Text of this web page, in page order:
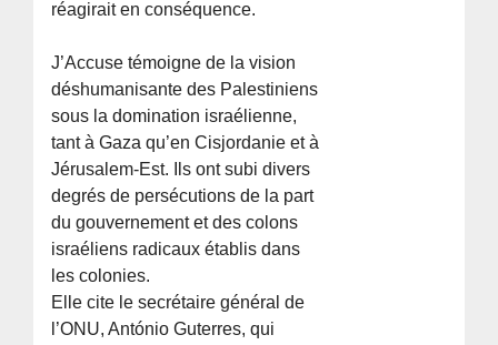
réagirait en conséquence.
J’Accuse témoigne de la vision
déshumanisante des Palestiniens
sous la domination israélienne,
tant à Gaza qu’en Cisjordanie et à
Jérusalem-Est. Ils ont subi divers
degrés de persécutions de la part
du gouvernement et des colons
israéliens radicaux établis dans
les colonies.
Elle cite le secrétaire général de
l’ONU, António Guterres, qui